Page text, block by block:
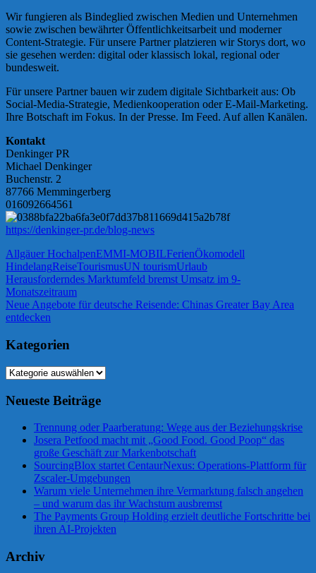
Wir fungieren als Bindeglied zwischen Medien und Unternehmen
sowie zwischen bewährter Öffentlichkeitsarbeit und moderner
Content-Strategie. Für unsere Partner platzieren wir Storys dort, wo
sie gesehen werden: digital oder klassisch lokal, regional oder
bundesweit.
Für unsere Partner bauen wir zudem digitale Sichtbarkeit aus: Ob
Social-Media-Strategie, Medienkooperation oder E-Mail-Marketing.
Ihre Botschaft im Fokus. In der Presse. Im Feed. Auf allen Kanälen.
Kontakt
Denkinger PR
Michael Denkinger
Buchenstr. 2
87766 Memmingerberg
016092664561
https://denkinger-pr.de/blog-news
Allgäuer HochalpenEMMI-MOBILFerienÖkomodell
HindelangReiseTourismusUN tourismUrlaub
Beitragsnavigation
Vorheriger
Beitrag:
Herausforderndes Marktumfeld bremst Umsatz im 9-
Monatszeitraum
Nächster
Beitrag:
Neue Angebote für deutsche Reisende: Chinas Greater Bay Area
entdecken
Kategorien
Kategorien
Neueste Beiträge
Trennung oder Paarberatung: Wege aus der Beziehungskrise
Josera Petfood macht mit „Good Food. Good Poop“ das
große Geschäft zur Markenbotschaft
SourcingBlox startet CentaurNexus: Operations-Plattform für
Zscaler-Umgebungen
Warum viele Unternehmen ihre Vermarktung falsch angehen
– und warum das ihr Wachstum ausbremst
The Payments Group Holding erzielt deutliche Fortschritte bei
ihren AI-Projekten
Archiv